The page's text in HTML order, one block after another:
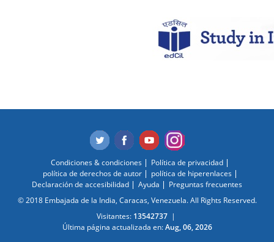
Condiciones & condiciones
Política de privacidad
política de derechos de autor
política de hiperenlaces
Declaración de accesibilidad
Ayuda
Preguntas frecuentes
© 2018 Embajada de la India, Caracas, Venezuela. All Rights Reserved.
Visitantes: 13542737 |
Última página actualizada en:Aug, 06, 2026